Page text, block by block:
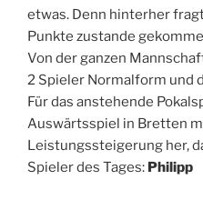
etwas. Denn hinterher
Punkte zustande
Von der ganzen
2 Spieler Normalform und
Für das anstehende
Auswärtsspiel in Bretten
Leistungssteigerung her,
Spieler des Tages: Philipp